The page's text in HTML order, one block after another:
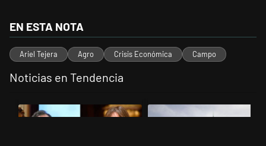
EN ESTA NOTA
Ariel Tejera Agro Crisis Económica Campo
Noticias en Tendencia
Un artículo de tendencia con el título "Di Tullio impugnó a Joaquín
Un artículo de tendencia con el